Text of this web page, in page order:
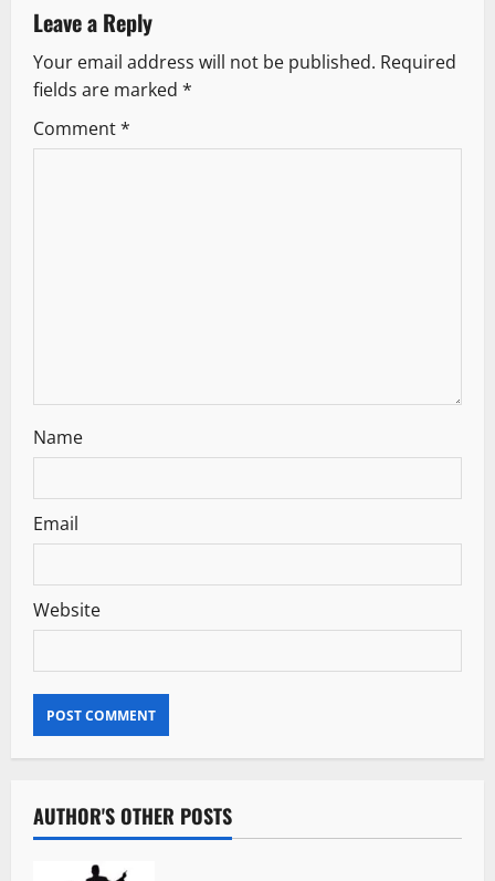
a
v
i
g
Leave a Reply
Your email address will not be published. Required
fields are marked *
Comment*
Name
Email
Website
AUTHOR'S OTHER POSTS